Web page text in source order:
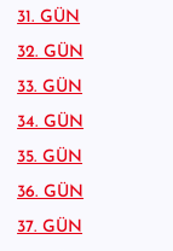
31. GÜN
32. GÜN
33. GÜN
34. GÜN
35. GÜN
36. GÜN
37. GÜN